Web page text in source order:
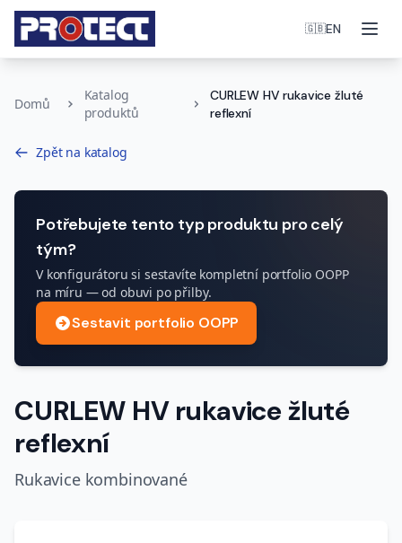
🇬🇧EN
Domů
Katalog
produktů
CURLEW HV rukavice žluté
reflexní
Zpět na katalog
Potřebujete tento typ produktu pro celý
tým?
V konfigurátoru si sestavíte kompletní portfolio OOPP
na míru — od obuvi po přilby.
Sestavit portfolio OOPP
CURLEW HV rukavice žluté
reflexní
Rukavice kombinované